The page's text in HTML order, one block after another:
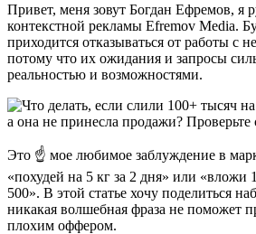
Привет, меня зовут Богдан Ефремов, я
контекстной рекламы Efremov Media.
приходится отказываться от работы с
потому что их ожидания и запросы
реальностью и возможностями.
Это ☝ мое любимое заблуждение в
«похудей на 5 кг за 2 дня» или «вложи
500». В этой статье хочу поделиться
никакая волшебная фраза не поможет
плохим оффером.